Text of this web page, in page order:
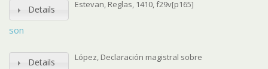
Details
son
Estevan, Reglas, 1410, f29v[p165]
Details López, Declaración magistral sobre